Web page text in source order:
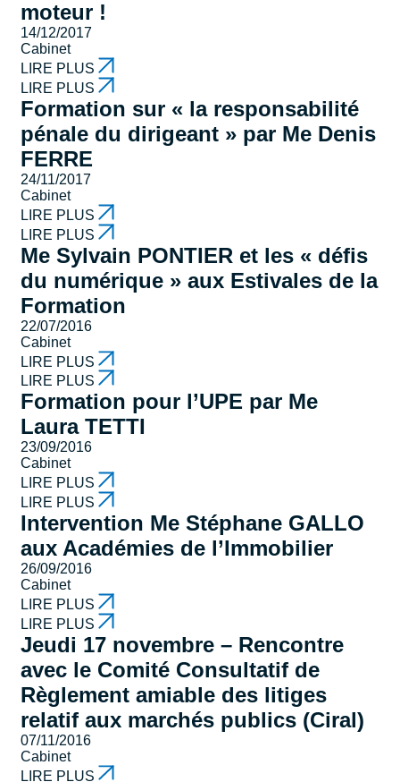
moteur !
14/12/2017
Cabinet
LIRE PLUS
LIRE PLUS
Formation sur « la responsabilité
pénale du dirigeant » par Me Denis
FERRE
24/11/2017
Cabinet
LIRE PLUS
LIRE PLUS
Me Sylvain PONTIER et les « défis
du numérique » aux Estivales de la
Formation
22/07/2016
Cabinet
LIRE PLUS
LIRE PLUS
Formation pour l’UPE par Me
Laura TETTI
23/09/2016
Cabinet
LIRE PLUS
LIRE PLUS
Intervention Me Stéphane GALLO
aux Académies de l’Immobilier
26/09/2016
Cabinet
LIRE PLUS
LIRE PLUS
Jeudi 17 novembre – Rencontre
avec le Comité Consultatif de
Règlement amiable des litiges
relatif aux marchés publics (Ciral)
07/11/2016
Cabinet
LIRE PLUS